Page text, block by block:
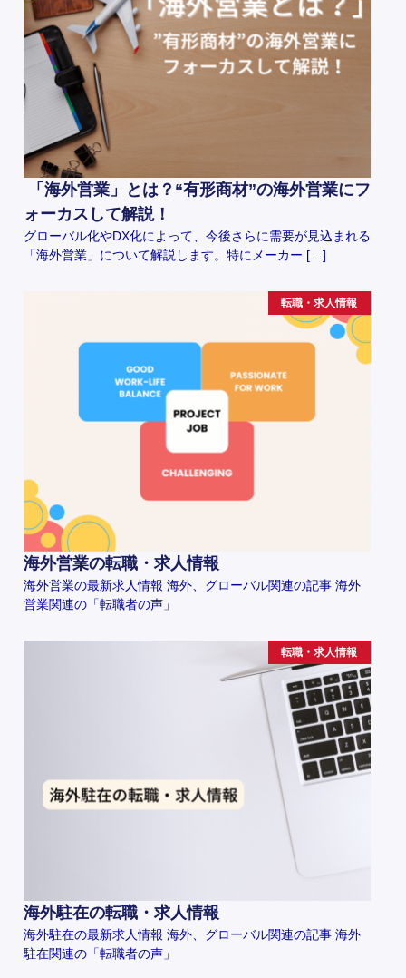
「海外営業」とは？“有形商材”の海外営業にフ
ォーカスして解説！
グローバル化やDX化によって、今後さらに需要が見込まれる
「海外営業」について解説します。特にメーカー […]
転職・求人情報
海外営業の転職・求人情報
海外営業の最新求人情報 海外、グローバル関連の記事 海外
営業関連の「転職者の声」
転職・求人情報
海外駐在の転職・求人情報
海外駐在の最新求人情報 海外、グローバル関連の記事 海外
駐在関連の「転職者の声」